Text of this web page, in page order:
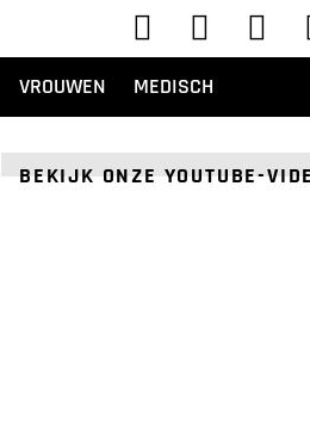
VROUWEN MEDISCH
BEKIJK ONZE YOUTUBE-